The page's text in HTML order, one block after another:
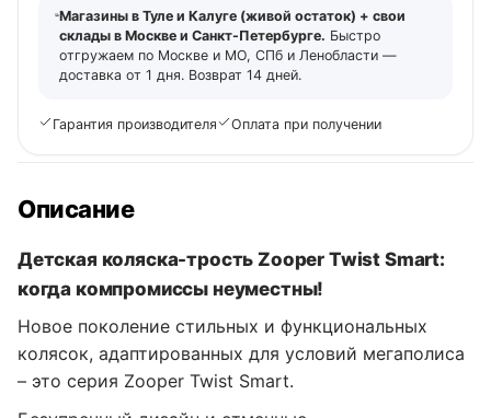
Магазины в Туле и Калуге (живой остаток) + свои
склады в Москве и Санкт-Петербурге. Быстро
отгружаем по Москве и МО, СПб и Ленобласти —
доставка от 1 дня. Возврат 14 дней.
Гарантия производителя Оплата при получении
Описание
Детская коляска-трость Zooper Twist Smart:
когда компромиссы неуместны!
Новое поколение стильных и функциональных
колясок, адаптированных для условий мегаполиса
– это серия Zooper Twist Smart.